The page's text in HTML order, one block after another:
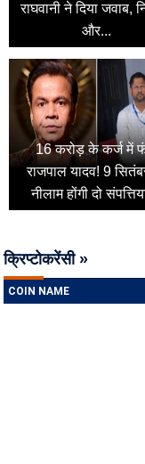
राघवानी ने दिया जवाब,
और...
16 करोड़ के कर्ज में
राजपाल यादव! 9
नीलाम होंगी दो
क्रिप्टोकरेंसी »